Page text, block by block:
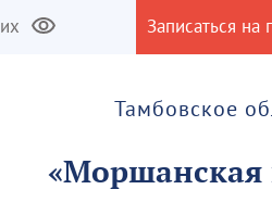
Записаться на
Тамбовское